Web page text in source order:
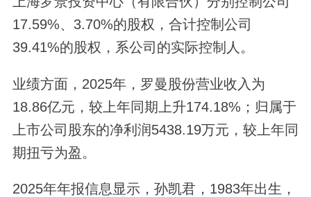
17.59%、3.70%的股权，合计控制公司
39.41%的股权，系公司的实际控制人。
业绩方面，2025年，罗曼股份营业收入为
18.86亿元，较上年同期上升174.18%；归属于
上市公司股东的净利润5438.19万元，较上年同
期扭亏为盈。
2025年年报信息显示，孙凯君，1983年出生，